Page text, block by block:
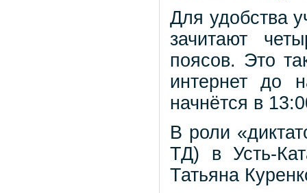
Для удобства
зачитают
поясов. Это
интернет до
начнётся в
В роли
ТД) в Усть-
Татьяна